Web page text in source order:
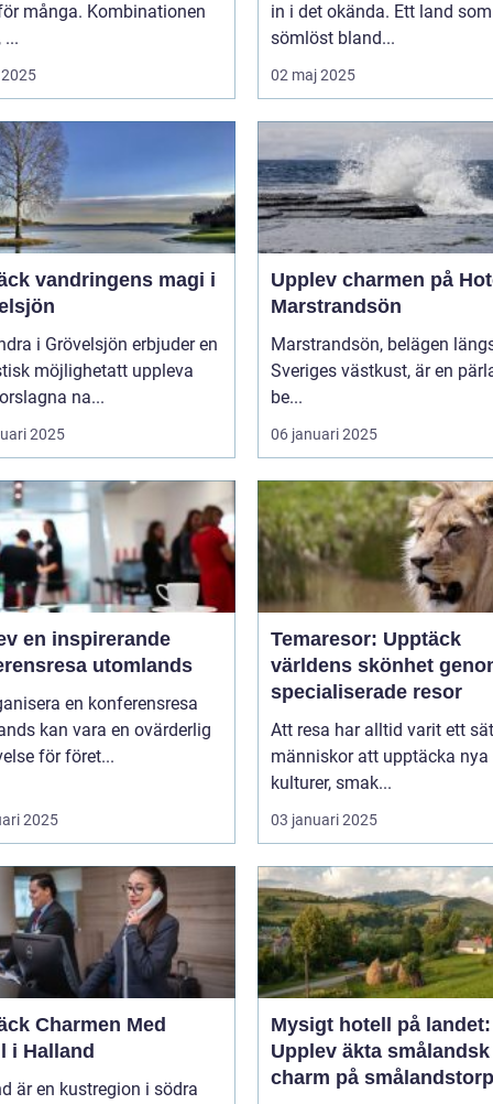
många. Kombinationen
...
in i det okända. Ett land som
sömlöst bland...
02 maj 2025
vandringens magi i
i Grövelsjön erbjuder en
möjlighetatt uppleva
na...
2025
Upplev charmen på
Marstrandsön
Marstrandsön, belägen
Sveriges västkust, är en
be...
06 januari 2025
en inspirerande
utomlands
en konferensresa
kan vara en ovärderlig
för föret...
2025
Temaresor: Upptäck
världens skönhet
specialiserade resor
Att resa har alltid varit ett
människor att upptäcka nya
kulturer, smak...
03 januari 2025
Charmen Med
i Halland
är en kustregion i södra
Mysigt hotell på landet:
Upplev äkta smålandsk
charm på